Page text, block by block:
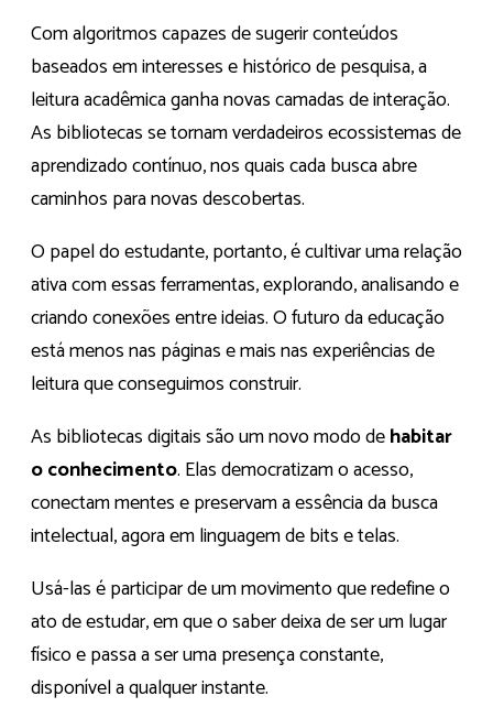
Com algoritmos capazes de sugerir conteúdos
baseados em interesses e histórico de pesquisa, a
leitura acadêmica ganha novas camadas de interação.
As bibliotecas se tornam verdadeiros ecossistemas de
aprendizado contínuo, nos quais cada busca abre
caminhos para novas descobertas.
O papel do estudante, portanto, é cultivar uma relação
ativa com essas ferramentas, explorando, analisando e
criando conexões entre ideias. O futuro da educação
está menos nas páginas e mais nas experiências de
leitura que conseguimos construir.
As bibliotecas digitais são um novo modo dehabitar
o conhecimento. Elas democratizam o acesso,
conectam mentes e preservam a essência da busca
intelectual, agora em linguagem de bits e telas.
Usá-las é participar de um movimento que redefine o
ato de estudar, em que o saber deixa de ser um lugar
físico e passa a ser uma presença constante,
disponível a qualquer instante.